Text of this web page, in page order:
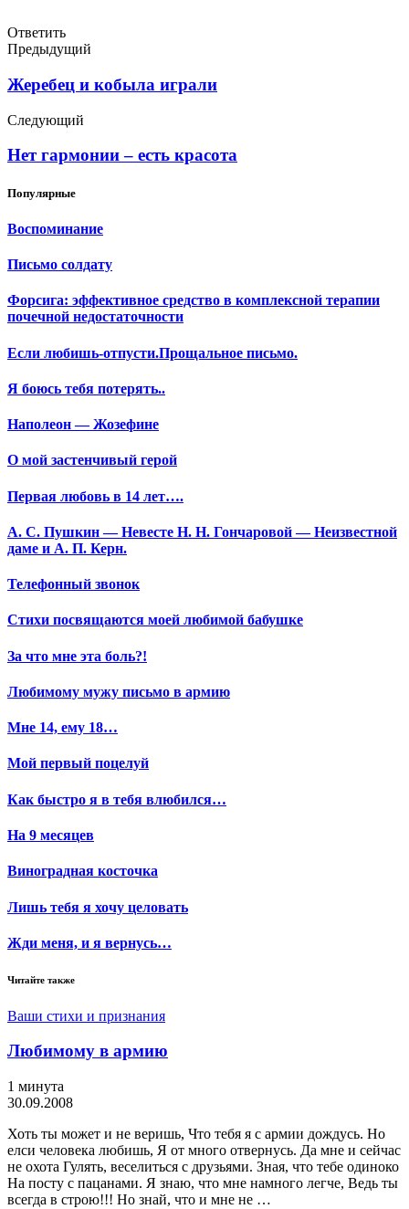
Ответить
Предыдущий
Жеребец и кобыла играли
Следующий
Нет гармонии – есть красота
Популярные
Воспоминание
Письмо солдату
Форсига: эффективное средство в комплексной терапии
почечной недостаточности
Если любишь-отпусти.Прощальное письмо.
Я боюсь тебя потерять..
Наполеон — Жозефине
О мой застенчивый герой
Первая любовь в 14 лет….
А. С. Пушкин — Невесте Н. Н. Гончаровой — Неизвестной
даме и А. П. Керн.
Телефонный звонок
Стихи посвящаются моей любимой бабушке
За что мне эта боль?!
Любимому мужу письмо в армию
Мне 14, ему 18…
Мой первый поцелуй
Как быстро я в тебя влюбился…
На 9 месяцев
Виноградная косточка
Лишь тебя я хочу целовать
Жди меня, и я вернусь…
Читайте также
Ваши стихи и признания
Любимому в армию
1 минута
30.09.2008
Хоть ты может и не веришь, Что тебя я с армии дождусь. Но
елси человека любишь, Я от много отвернусь. Да мне и сейчас
не охота Гулять, веселиться с друзьями. Зная, что тебе одиноко
На посту с пацанами. Я знаю, что мне намного легче, Ведь ты
всегда в строю!!! Но знай, что и мне не …